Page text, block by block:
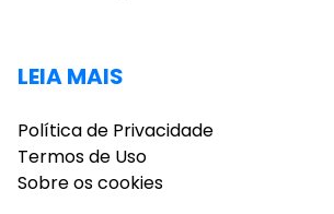
LEIA MAIS
Política de Privacidade
Termos de Uso
Sobre os cookies